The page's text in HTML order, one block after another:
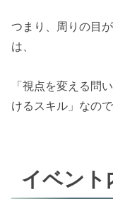
つまり、周りの目
は、
「視点を変える問
けるスキル」なので
イベント